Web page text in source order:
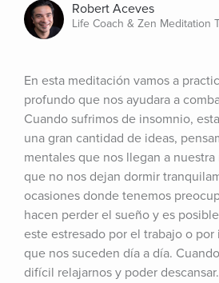
Robert Aceves
Life Coach & Zen Meditation
En esta meditación vamos a
profundo que nos ayudara a
Cuando sufrimos de insomnio,
una gran cantidad de ideas,
mentales que nos llegan a
que no nos dejan dormir
ocasiones donde tenemos
hacen perder el sueño y es
este estresado por el trabajo o por
que nos suceden día a día.
difícil relajarnos y poder